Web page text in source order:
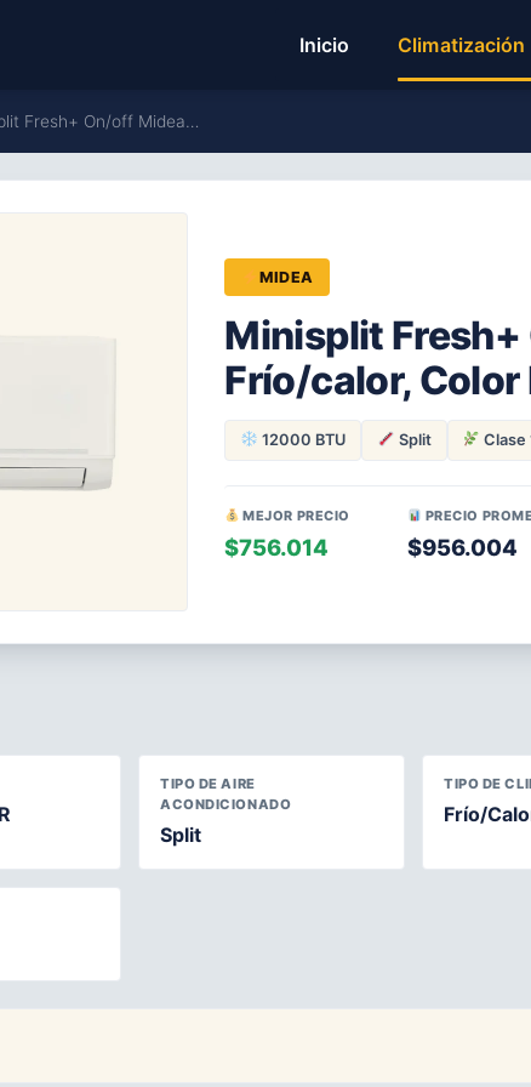
Inicio Climatización
Fresh+ On/off Midea…
MIDEA
Minisplit Fresh+
Frío/calor, Color
12000 BTU Split Clase
MEJOR PRECIO
$756.014
PRECIO
$956.004
TIPO DE AIRE
ACONDICIONADO
Split
TIPO DE
Frío/